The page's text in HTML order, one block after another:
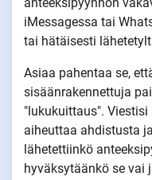
iMessagessa tai
tai hätäisesti
Asiaa pahentaa se,
sisäänrakennettuja
"lukukuittaus".
aiheuttaa ahdistusta
lähetettiinkö
hyväksytäänkö se vai